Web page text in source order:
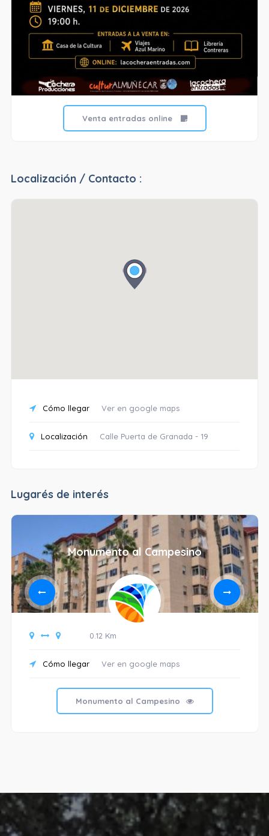
Venta entradas online
Localización / Contacto :
Cómo llegar Ver en google maps
Localización Calle Puerta de Granada - 19
Lugarés de interés
Monumento al Campesino
0.12 Km
Cómo llegar Ver en google maps
Monumento al Campesino